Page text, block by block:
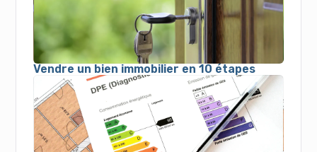
Vendre un bien immobilier en 10 étapes